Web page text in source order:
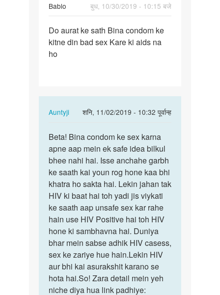
Bablo
बुध, 10/30/2019 - 10:15 बजे
Do
aurat
ke
Do aurat ke sath Bina condom ke
kitne din bad sex Kare ki aids na
ho
Auntyji
शनि, 11/02/2019 - 10:32 पूर्वान्ह
In
to
Do
aurat
ke
sath
Bina
condom…
by
Bablo
Beta!
Bina
condom
ke
sex…
Beta! Bina condom ke sex karna
apne aap mein ek safe idea bilkul
bhee nahi hai. Isse anchahe garbh
ke saath kai youn rog hone kaa bhi
khatra ho sakta hai. Lekin jahan tak
HIV ki baat hai toh yadi jis viykati
ke saath aap unsafe sex kar rahe
hain use HIV Positive hai toh HIV
hone ki sambhavna hai. Duniya
bhar mein sabse adhik HIV casess,
sex ke zariye hue hain.Lekin HIV
aur bhi kai asurakshit karano se
hota hai.So! Zara detail mein yeh
niche diya hua link padhiye: